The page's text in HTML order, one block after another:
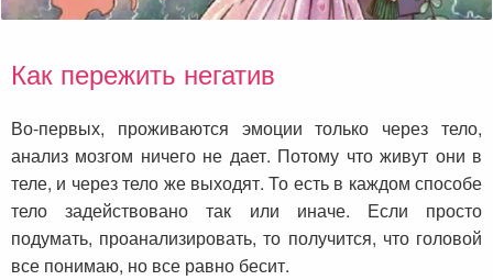
Как пережить негатив
Во-первых, проживаются эмоции только через тело,
анализ мозгом ничего не дает. Потому что живут они в
теле, и через тело же выходят. То есть в каждом способе
тело задействовано так или иначе. Если просто
подумать, проанализировать, то получится, что головой
все понимаю, но все равно бесит.